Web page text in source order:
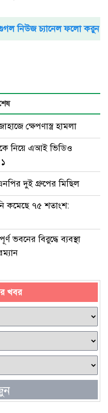
নিউজ চ্যানেল ফলো করুন
ক্ষেপণাস্ত্র হামলা
নিয়ে এআই ভিডিও
দুই গ্রুপের মিছিল
কমেছে ৭৫ শতাংশ:
ভবনের বিরুদ্ধে ব্যবস্থা
খবর